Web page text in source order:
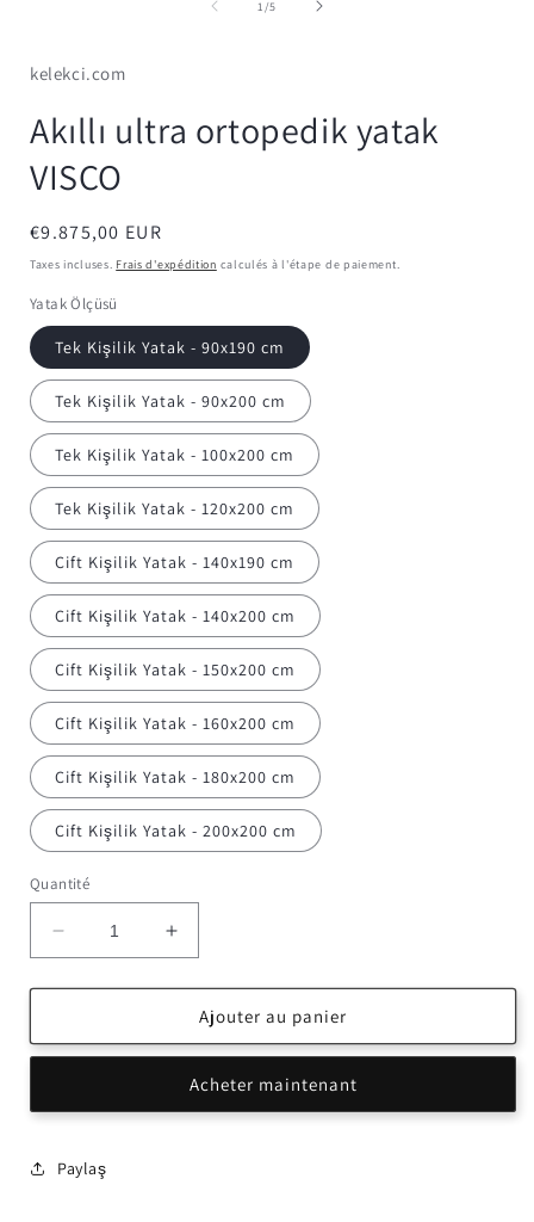
fenêtre
1/de
5
kelekci.com
Akıllı ultra ortopedik yatak
VISCO
Prix
habituel
€9.875,00 EUR
Taxes incluses. Frais d'expédition calculés à l'étape de paiement.
Yatak Ölçüsü
Tek Kişilik Yatak - 90x190 cm
Tek Kişilik Yatak - 90x200 cm
Tek Kişilik Yatak - 100x200 cm
Tek Kişilik Yatak - 120x200 cm
Çift Kişilik Yatak - 140x190 cm
Çift Kişilik Yatak - 140x200 cm
Çift Kişilik Yatak - 150x200 cm
Çift Kişilik Yatak - 160x200 cm
Çift Kişilik Yatak - 180x200 cm
Çift Kişilik Yatak - 200x200 cm
Quantité
Réduire
la
quantité
Akıllı
yatak
Augmenter
la
quantité
Akıllı
ortopedik
yatak
Ajouter au panier
Acheter maintenant
Paylaş